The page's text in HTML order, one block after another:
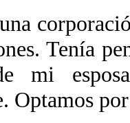
Tenía
mi
Optamos